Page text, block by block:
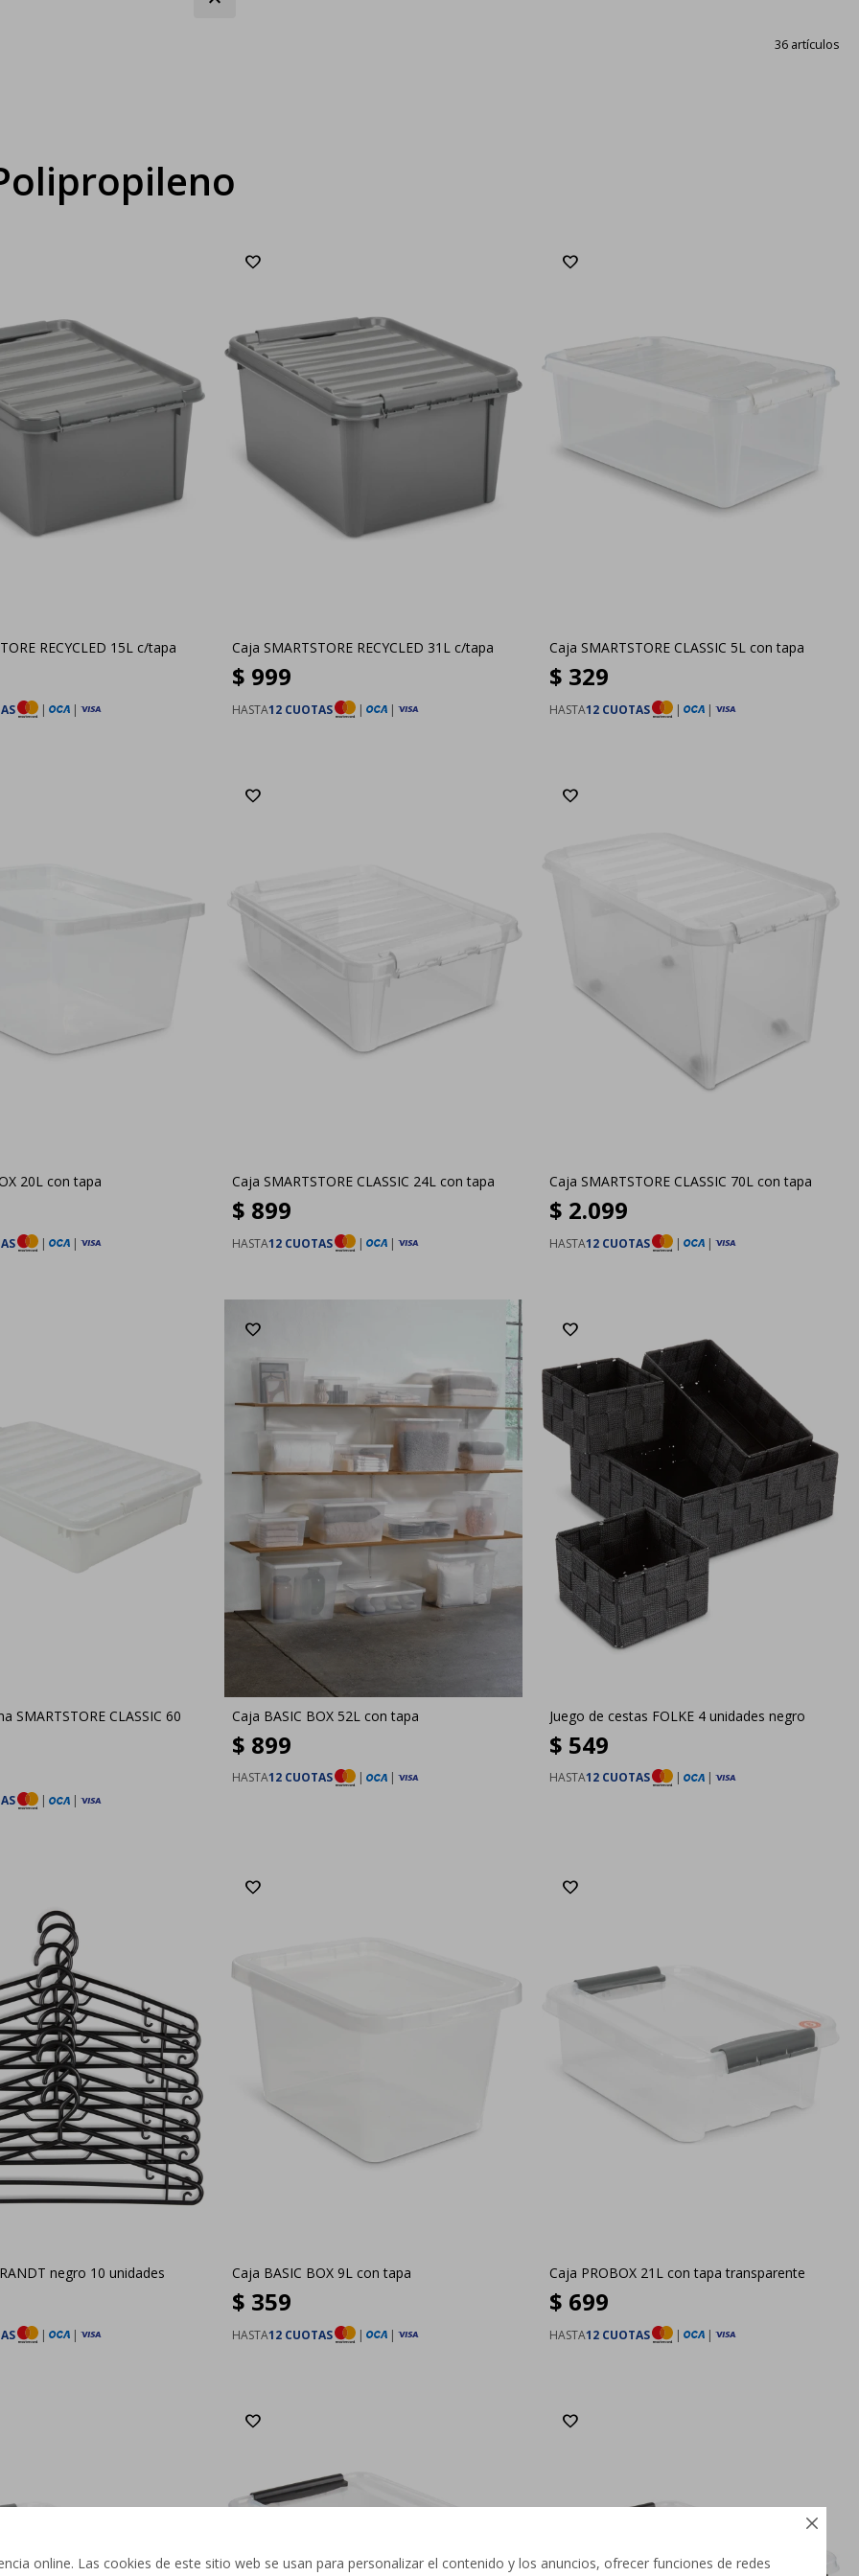

online. Las cookies de este sitio web se usan para personalizar el contenido y los anuncios, ofrecer funciones de redes
36 artículos
RECYCLED 15L c/tapa
| |
Caja SMARTSTORE RECYCLED 31L c/tapa
$ 999
HASTA12 CUOTAS | |
Caja SMARTSTORE CLASSIC 5L con tapa
$ 329
HASTA12 CUOTAS | |
20L con tapa
| |
Caja SMARTSTORE CLASSIC 24L con tapa
$ 899
HASTA12 CUOTAS | |
Caja SMARTSTORE CLASSIC 70L con tapa
$ 2.099
HASTA12 CUOTAS | |
SMARTSTORE CLASSIC 60
| |
Caja BASIC BOX 52L con tapa
$ 899
HASTA12 CUOTAS | |
Juego de cestas FOLKE 4 unidades negro
$ 549
HASTA12 CUOTAS | |
negro 10 unidades
| |
Caja BASIC BOX 9L con tapa
$ 359
HASTA12 CUOTAS | |
Caja PROBOX 21L con tapa transparente
$ 699
HASTA12 CUOTAS | |